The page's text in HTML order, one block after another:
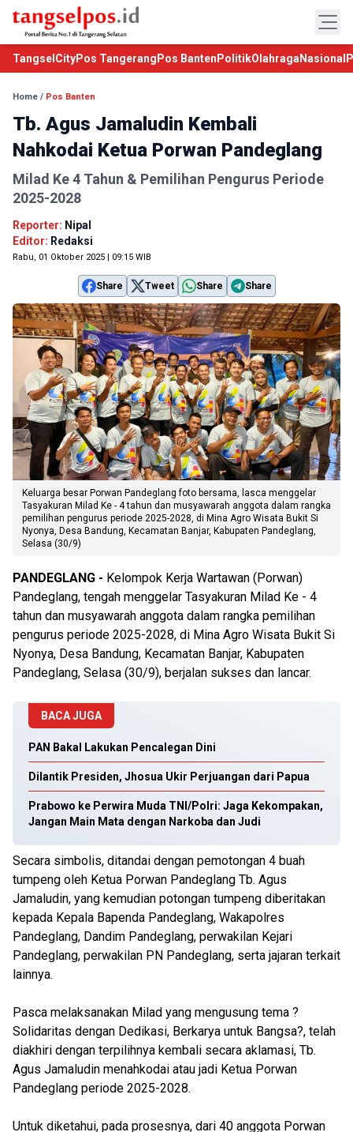
TangselCityPos Tangerang Pos Banten PolitikOlahraga Nasional
Home / Pos Banten
Tb. Agus Jamaludin Kembali
Nahkodai Ketua Porwan Pandeglang
Milad Ke 4 Tahun & Pemilihan Pengurus Periode
2025-2028
Reporter: Nipal
Editor: Redaksi
Rabu, 01 Oktober 2025 | 09:15 WIB
Share Tweet Share Share
Keluarga besar Porwan Pandeglang foto bersama, lasca menggelar
Tasyakuran Milad Ke - 4 tahun dan musyawarah anggota dalam rangka
pemilihan pengurus periode 2025-2028, di Mina Agro Wisata Bukit Si
Nyonya, Desa Bandung, Kecamatan Banjar, Kabupaten Pandeglang,
Selasa (30/9)
PANDEGLANG - Kelompok Kerja Wartawan (Porwan)
Pandeglang, tengah menggelar Tasyakuran Milad Ke - 4
tahun dan musyawarah anggota dalam rangka pemilihan
pengurus periode 2025-2028, di Mina Agro Wisata Bukit Si
Nyonya, Desa Bandung, Kecamatan Banjar, Kabupaten
Pandeglang, Selasa (30/9), berjalan sukses dan lancar.
BACA JUGA
PAN Bakal Lakukan Pencalegan Dini
Dilantik Presiden, Jhosua Ukir Perjuangan dari Papua
Prabowo ke Perwira Muda TNI/Polri: Jaga Kekompakan,
Jangan Main Mata dengan Narkoba dan Judi
Secara simbolis, ditandai dengan pemotongan 4 buah
tumpeng oleh Ketua Porwan Pandeglang Tb. Agus
Jamaludin, yang kemudian potongan tumpeng diberitakan
kepada Kepala Bapenda Pandeglang, Wakapolres
Pandeglang, Dandim Pandeglang, perwakilan Kejari
Pandeglang, perwakilan PN Pandeglang, serta jajaran terkait
lainnya.
Pasca melaksanakan Milad yang mengusung tema ?
Solidaritas dengan Dedikasi, Berkarya untuk Bangsa?, telah
diakhiri dengan terpilihnya kembali secara aklamasi, Tb.
Agus Jamaludin menahkodai atau jadi Ketua Porwan
Pandeglang periode 2025-2028.
Untuk diketahui, pada prosesnya, dari 40 anggota Porwan